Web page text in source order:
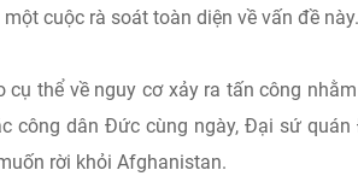
cuộc rà soát toàn diện về vấn đề này.
thể về nguy cơ xảy ra tấn công
công dân Đức cùng ngày, Đại sứ
rời khỏi Afghanistan.